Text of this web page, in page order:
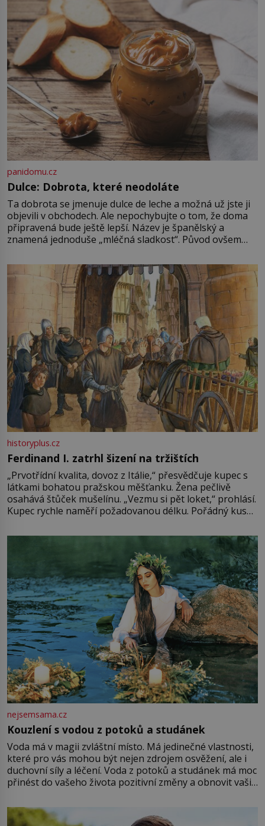
růst a bohatství na dosah ruky. Pak
ale přijde únor roku 1637 a sen o
[…]
panidomu.cz
Dulce: Dobrota, které neodoláte
Ta dobrota se jmenuje dulce de leche a možná už jste ji
objevili v obchodech. Ale nepochybujte o tom, že doma
připravená bude ještě lepší. Název je španělský a
znamená jednoduše „mléčná sladkost“. Původ ovšem
pře hned několik latinskoamerických zemí a k tomu
Francie, kde se traduje,
historyplus.cz
Ferdinand I. zatrhl šizení na tržištích
„Prvotřídní kvalita, dovoz z Itálie,“ přesvědčuje kupec s
látkami bohatou pražskou měšťanku. Žena pečlivě
osahává štůček mušelínu. „Vezmu si pět loket,“ prohlásí.
Kupec rychle naměří požadovanou délku. Pořádný kus
milostpaní. Stačí jenom na sukni,“ zhodnotí švadlena
množství růžového mušelínu. „Ošidili vás, podívejte.“
nejsemsama.cz
Kouzlení s vodou z potoků a studánek
Voda má v magii zvláštní místo. Má jedinečné vlastnosti,
které pro vás mohou být nejen zdrojem osvěžení, ale i
duchovní síly a léčení. Voda z potoků a studánek má moc
přinést do vašeho života pozitivní změny a obnovit vaši
můžete obohatit své rituály a přinést do svého života
větší harmonii a klid. Je důležité